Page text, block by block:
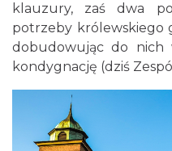
klauzury, zaś dwa
potrzeby królewskiego
dobudowując do nich
kondygnację (dziś